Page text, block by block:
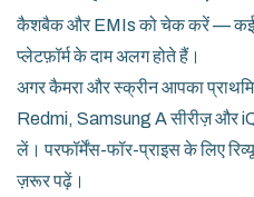
कैशबैक और EMIs को चेक करें — कई
प्लेटफ़ॉर्म के दाम अलग होते हैं।
अगर कैमरा और स्क्रीन आपका
Redmi, Samsung A सीरीज़ और
लें। परफॉर्मेंस-फॉर-प्राइस के लिए
ज़रूर पढ़ें।